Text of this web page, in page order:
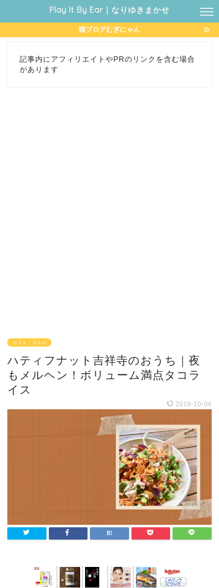
Play It By Ear｜なりゆきまかせ
猫ブログむぎにゃん
記事内にアフィリエイトやPRのリンクを含む場合
があります
カフェ・グルメ
ハティフナット吉祥寺のおうち｜夜
もメルヘン！ボリューム満点タコラ
イス
2019-10-04